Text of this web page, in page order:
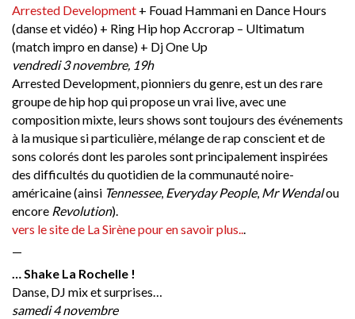
Arrested Development + Fouad Hammani en Dance Hours
(danse et vidéo) + Ring Hip hop Accrorap – Ultimatum
(match impro en danse) + Dj One Up
vendredi 3 novembre, 19h
Arrested Development, pionniers du genre, est un des rare
groupe de hip hop qui propose un vrai live, avec une
composition mixte, leurs shows sont toujours des événements
à la musique si particulière, mélange de rap conscient et de
sons colorés dont les paroles sont principalement inspirées
des difficultés du quotidien de la communauté noire-
américaine (ainsi Tennessee, Everyday People, Mr Wendalou
encore Revolution).
vers le site de La Sirène pour en savoir plus...
—
… Shake La Rochelle !
Danse, DJ mix et surprises…
samedi 4 novembre